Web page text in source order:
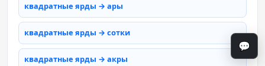
квадратные ярды → ары
квадратные ярды → сотки
квадратные ярды → акры
💬